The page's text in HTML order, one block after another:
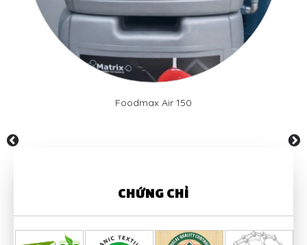
Foodmax Air 150
prev next
CHỨNG CHỈ